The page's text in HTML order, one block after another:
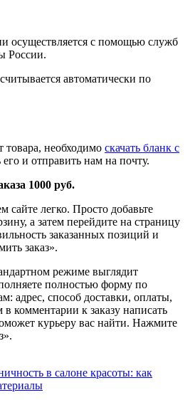
осуществляется с помощью служб
России.
автоматически по
товара, необходимо скачать бланк с
его и отправить нам на почту.
1000 руб.
сайте легко. Просто добавьте
а затем перейдите на страницу
заказанных позиций и
заказ».
режиме выглядит
полностью форму по
адрес, способ доставки, оплаты,
комментарии к заказу написать
курьеру вас найти. Нажмите